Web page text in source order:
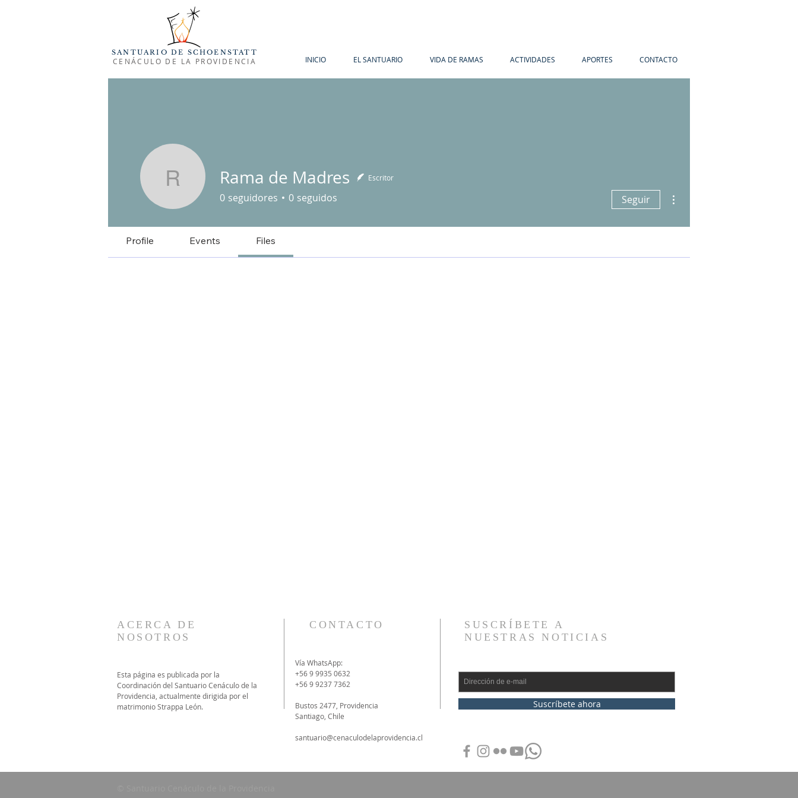
SANTUARIO DE SCHOENSTATT
CENÁCULO DE LA PROVIDENCIA INICIO EL SANTUARIO VIDA DE RAMAS ACTIVIDADES APORTES CONTACTO
Rama de Madres
Rama de Madres Escritor
0 seguidores 0 seguidos Seguir
Profile Events Files
ACERCA DE
NOSOTROS
Esta página es publicada por la
Coordinación del Santuario Cenáculo de la
Providencia, actualmente dirigida por el
matrimonio Strappa León.
CONTACTO
Vía WhatsApp:
+56 9 9935 0632
+56 9 9237 7362
Bustos 2477, Providencia
Santiago, Chile
santuario@cenaculodelaprovidencia.cl
SUSCRÍBETE A
NUESTRAS NOTICIAS
Suscríbete ahora